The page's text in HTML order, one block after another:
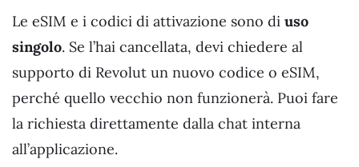
Le eSIM e i codici di attivazione sono di uso
singolo. Se l’hai cancellata, devi chiedere al
supporto di Revolut un nuovo codice o eSIM,
perché quello vecchio non funzionerà. Puoi fare
la richiesta direttamente dalla chat interna
all’applicazione.